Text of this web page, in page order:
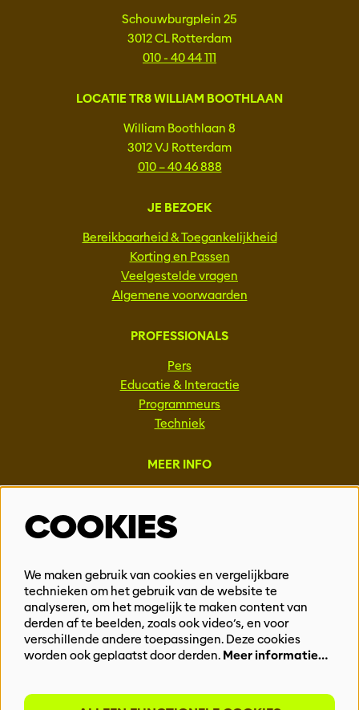
Schouwburgplein 25
3012 CL Rotterdam
010 - 40 44 111
LOCATIE TR8 WILLIAM BOOTHLAAN
William Boothlaan 8
3012 VJ Rotterdam
010 – 40 46 888
JE BEZOEK
Bereikbaarheid & Toegankelijkheid
Korting en Passen
Veelgestelde vragen
Algemene voorwaarden
PROFESSIONALS
Pers
Educatie & Interactie
Programmeurs
Techniek
MEER INFO
Vacatures
Events & Partnerships
Privacy
BLIJF OP DE HOOGTE
COOKIES
We maken gebruik van cookies en vergelijkbare
technieken om het gebruik van de website te
analyseren, om het mogelijk te maken content van
derden af te beelden, zoals ook video’s, en voor
verschillende andere toepassingen. Deze cookies
worden ook geplaatst door derden. Meer informatie…